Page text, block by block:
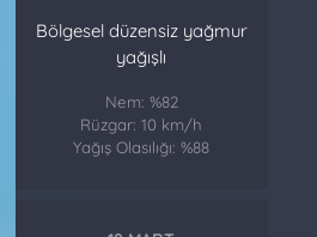
Bölgesel düzensiz yağmur
yağışlı
Nem: %82
Rüzgar: 10 km/h
Yağış Olasılığı: %88